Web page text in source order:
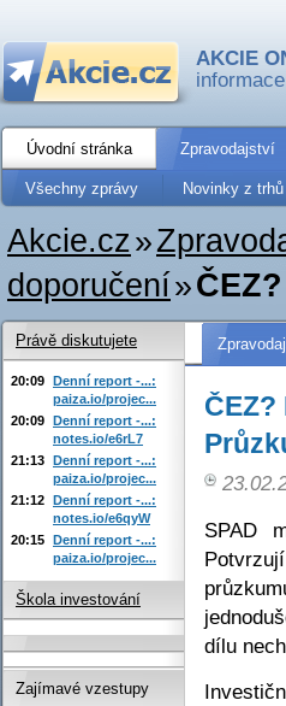
AKCIE
Úvodní stránka Zpravodajství
Všechny zprávy Novinky z trhů
Akcie.cz»
doporučení»
SPAD
dílu
Právě diskutujete
20:09 Denní report -...:
paiza.io/projec...
20:09 Denní report -...:
notes.io/e6rL7
21:13 Denní report -...:
paiza.io/projec...
21:12 Denní report -...:
notes.io/e6qyW
20:15 Denní report -...:
paiza.io/projec...
Škola investování
Zajímavé vzestupy